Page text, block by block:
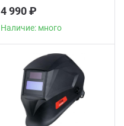
4 990 ₽
Наличие: много